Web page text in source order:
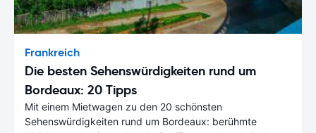
Frankreich
Die besten Sehenswürdigkeiten rund um
Bordeaux: 20 Tipps
Mit einem Mietwagen zu den 20 schönsten
Sehenswürdigkeiten rund um Bordeaux: berühmte